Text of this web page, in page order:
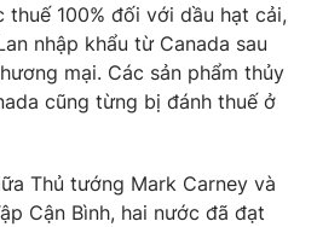
hình Việt Nam
thuế 100% đối với dầu hạt cải,
nhập khẩu từ Canada sau
mại. Các sản phẩm thủy
cũng từng bị đánh thuế ở
Thủ tướng Mark Carney và
Cận Bình, hai nước đã đạt